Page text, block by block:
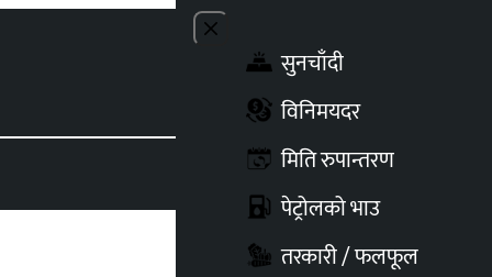
Close menu
सुनचाँदी
विनिमयदर
मिति रुपान्तरण
पेट्रोलको भाउ
तरकारी / फलफूल